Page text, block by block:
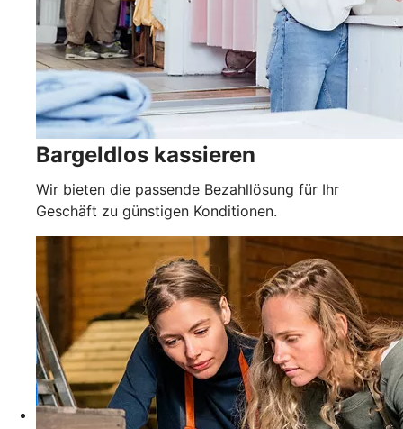
Bargeldlos kassieren
Wir bieten die passende Bezahllösung für Ihr
Geschäft zu günstigen Konditionen.